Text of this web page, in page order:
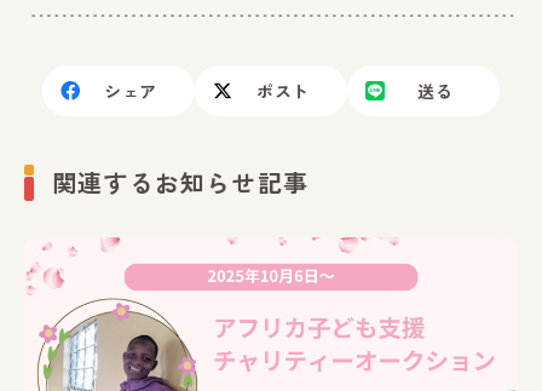
シェア ポスト 送る
関連するお知らせ記事